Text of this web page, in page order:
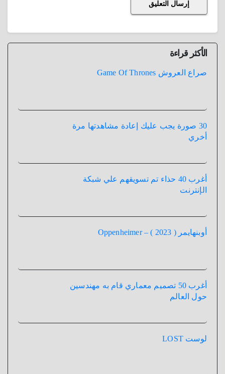
الأكثر قراءة
صراع العروش Game Of Thrones
30 صورة يجب عليك إعادة مشاهدتها مرة
أخري
أغرب 40 حذاء تم تسويقهم علي شبكة
الإنترنت
أوبنهايمر ( 2023 ) – Oppenheimer
أغرب 50 تصميم معماري قام به مهندسين
حول العالم
لوست LOST